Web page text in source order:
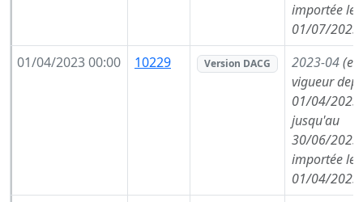
importée le
01/07/2023)
01/04/2023 00:00
10229 Version DACG 2023-04(en
vigueur
01/04/2023,
jusqu'au
30/06/2023,
importée le
01/04/2023)